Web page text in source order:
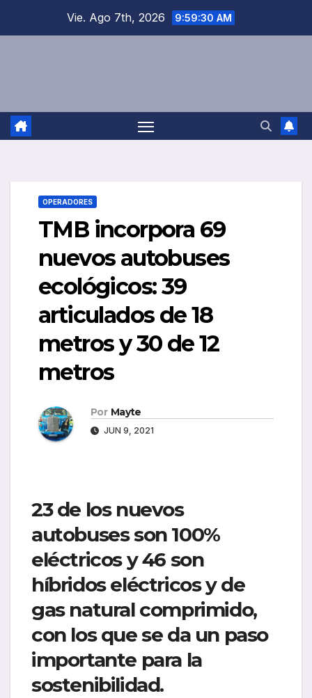
Vie. Ago 7th, 2026 9:59:31 AM
OPERADORES
TMB incorpora 69
nuevos autobuses
ecológicos: 39
articulados de 18
metros y 30 de 12
metros
Por Mayte
JUN 9, 2021
23 de los nuevos
autobuses son 100%
eléctricos y 46 son
híbridos eléctricos y de
gas natural comprimido,
con los que se da un paso
importante para la
sostenibilidad.